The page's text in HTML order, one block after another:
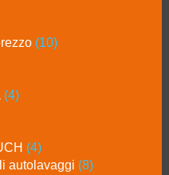
(10)
(4)
(4)
autolavaggi (8)